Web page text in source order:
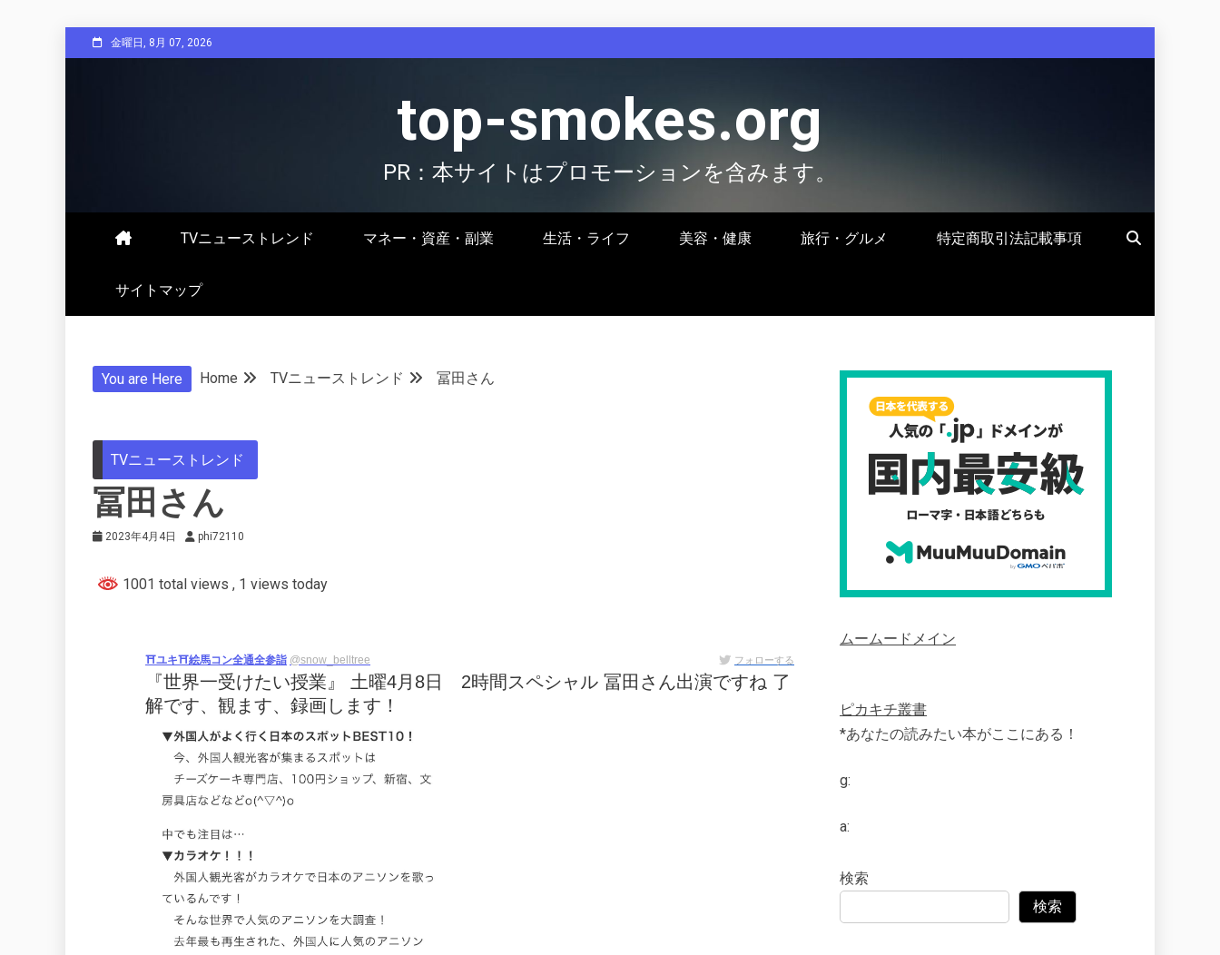
to
金曜日, 8月 07, 2026
top-smokes.org
PR：本サイトはプロモーションを含みます。
TVニューストレンド マネー・資産・副業 生活・ライフ 美容・健康 旅行・グルメ 特定商取引法記載事項
サイトマップ
You are Here Home TVニューストレンド 冨田さん
TVニューストレンド
冨田さん
2023年4月4日 phi72110
1001 total views , 1 views today
⛩ユキ⛩絵馬コン全通全参詣 @snow_belltree フォローする
『世界一受けたい授業』 土曜4月8日 2時間スペシャル 冨田さん出演ですね 了
解です、観ます、録画します！
ムームードメイン
ピカキチ叢書
*あなたの読みたい本がここにある！
g:
a:
検索
検索